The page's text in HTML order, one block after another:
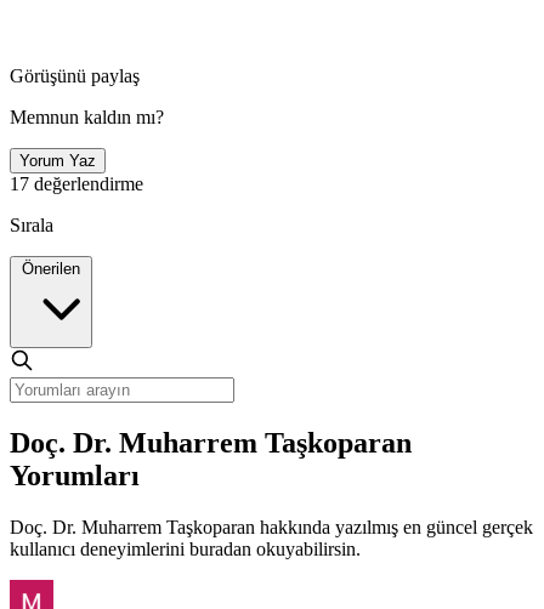
Görüşünü paylaş
Memnun kaldın mı?
Yorum Yaz
17 değerlendirme
Sırala
Doç. Dr. Muharrem Taşkoparan
Yorumları
Doç. Dr. Muharrem Taşkoparan hakkında yazılmış en güncel gerçek
kullanıcı deneyimlerini buradan okuyabilirsin.